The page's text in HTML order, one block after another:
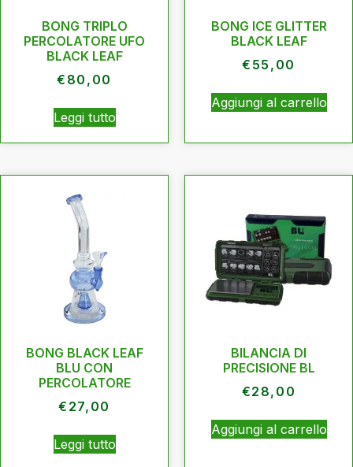
BONG TRIPLO
PERCOLATORE UFO
BLACK LEAF
€ 80,00
Leggi tutto
BONG ICE GLITTER
BLACK LEAF
€ 55,00
Aggiungi al carrello
BONG BLACK LEAF
BLU CON
PERCOLATORE
€ 27,00
Leggi tutto
BILANCIA DI
PRECISIONE BL
€28,00
Aggiungi al carrello